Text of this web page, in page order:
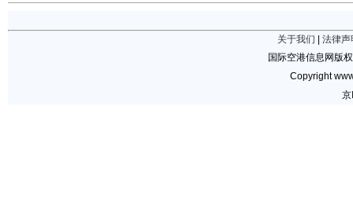
关于我们
法律声
国际空港信息网版
Copyright